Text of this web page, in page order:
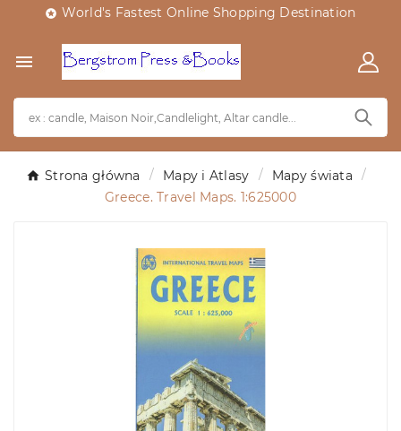
 World's Fastest Online Shopping Destination

Strona główna Mapy i Atlasy
Mapy świata
Greece. Travel Maps. 1:625000